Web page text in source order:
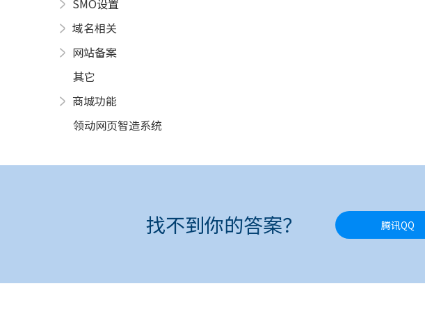
SMO设置
域名相关
网站备案
其它
商城功能
领动网页智造系统
找不到你的答案？ 腾讯QQ